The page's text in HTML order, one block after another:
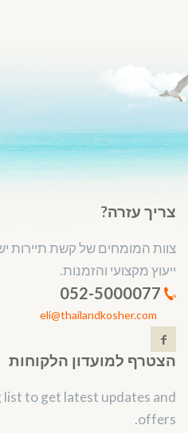
צריך עזרה?
צוות המומחים של קשת תיירות
ייעוץ מקצועי והזמנות.
eli@thailandkosher.com
הצטרף למועדון הלקוחות
to get latest updates and
offers.